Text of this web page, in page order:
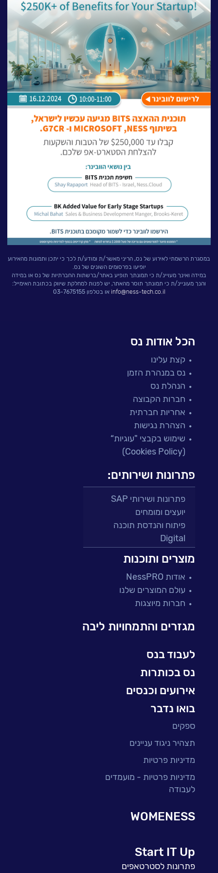
לעבוד בנס
אירועים וכנסים
פודקאסט
נס בכותרות
וובינרים מומלצים
דברו איתנו
במסגרת הרשמתי לאירוע של נס, הריני מאשר/ת ומודע/ת לכך כי יתכן ותמונות מהאירוע
יופיעו בפרסומים השונים של נס.
במידה ואינך מעויינ/ת כי תמונתך תופיע באתר/ברשתות החברתיות של נס או במידה
והנך מעוניינ/ת כי תמונתך תוסר מהאתר, יש לפנות למחלקת שיווק בכתובת האימייל:
info@ness-tech.co.il או בטלפון 03-7675155
הכל אודות נס
קצת עלינו
נס במנהרת הזמן
הנהלת נס
חברות הקבוצה
אחריות חברתית
הצהרת נגישות
שימוש בקבצי "עוגיות“
(Cookies Policy)
פתרונות ושירותים:
פתרונות ושירותי SAP
יועצים ומומחים
פיתוח והנדסת תוכנה
Digital
פתרונות למגזר הפיננסי
מיקור חוץ ושירותים מנוהלים
בדיקות והבטחת איכות
עולמות הענן
עולמות הסייבר
BI, Analytics & Big-Data
מוצרים ותוכנות
אודות NessPRO
עולם המוצרים שלנו
חברות מיוצגות
מגזרים והתמחויות ליבה
לעבוד בנס
נס בכותרות
אירועים וכנסים
בואו נדבר
ספקים
תצהיר ניגוד עניינים
מדיניות פרטיות
מדיניות פרטיות - מועמדים
לעבודה
WOMENESS
Start IT Up
פתרונות לסטרטאפים